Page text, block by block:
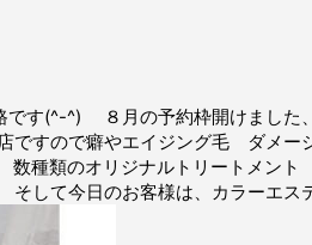
です(^-^) ８月の予約枠開けまし
ですので癖やエイジング毛 ダメ
種類のオリジナルトリートメン
して今日のお客様は、カラーエス